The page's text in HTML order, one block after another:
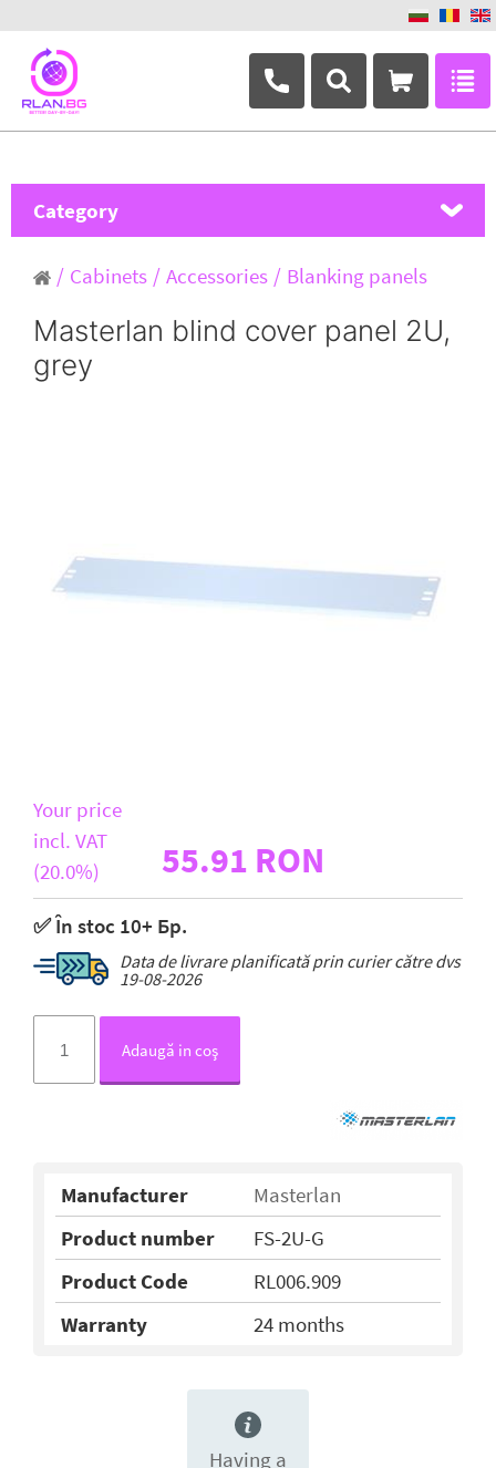
+359 882 346 063
Category
MikroTik
TP-Link
All Brands
Cabinets Accessories Blanking panels
Masterlan blind cover panel 2U,
grey
Your price
incl. VAT
(20.0%)
55.91 RON
✅ În stoc 10+ Бр.
Data de livrare planificată prin curier către dvs
19-08-2026
Adaugă in coş
Manufacturer
Masterlan
Product number
FS-2U-G
Product Code
RL006.909
Warranty
24 months
Having a